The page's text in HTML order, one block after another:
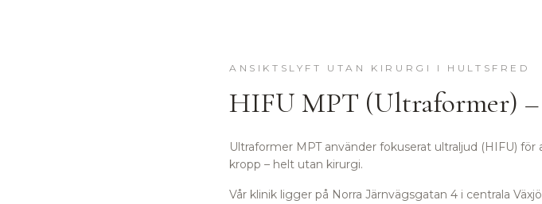
ANSIKTSLYFT UTAN KIRURGI I HULTSFRED
HIFU MPT (Ultraformer)
Ultraformer MPT använder fokuserat ultraljud (HIFU)
kropp – helt utan kirurgi.
Vår klinik ligger på Norra Järnvägsgatan 4 i centrala